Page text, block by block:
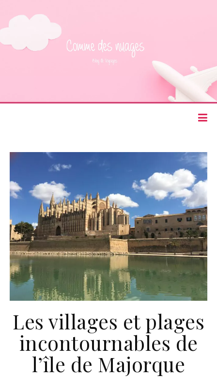
Les villages et plages
incontournables de
l’île de Majorque